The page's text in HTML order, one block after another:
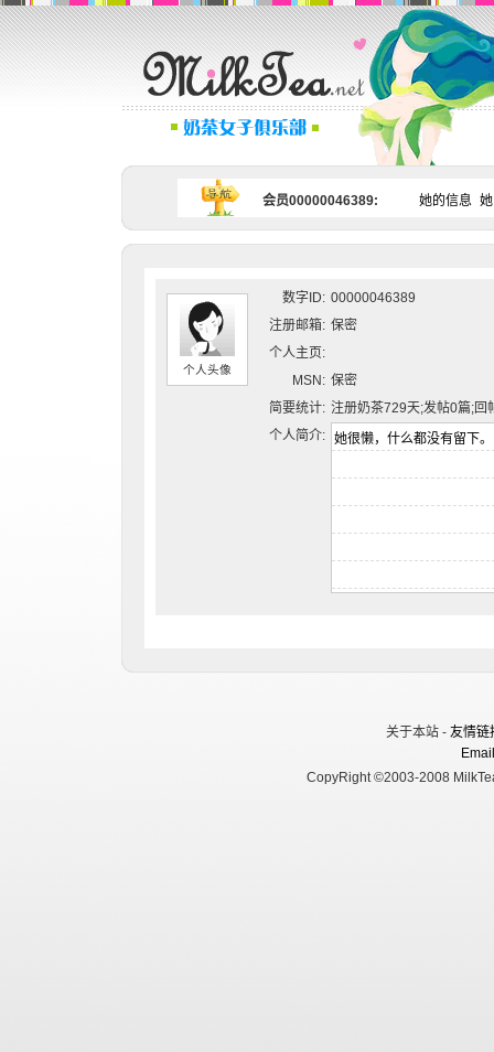
会员00000046389: 她的信息
个人头像
数字ID: 00000046389
注册邮箱: 保密
个人主页:
MSN: 保密
简要统计: 注册奶茶729天;发帖0篇;回
个人简介:
关于本站 - 友情链
CopyRight ©2003-2008